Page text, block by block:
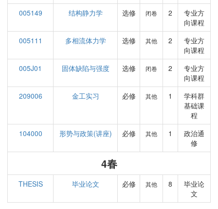
005149
结构静力学 选修 闭卷 2
专业方
向课程
005111
多相流体力学 选修 其他 2
专业方
向课程
005J01
固体缺陷与强度 选修 闭卷 2
专业方
向课程
209006
金工实习 必修 其他 1
学科群
基础课
程
104000
形势与政策(讲座) 必修 其他 1
政治通
修
4春
THESIS 毕业论文 必修 其他 8
毕业论
文